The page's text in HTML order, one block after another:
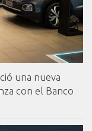
una nueva
con el Banco